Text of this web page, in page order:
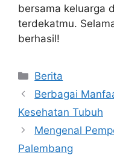
bersama keluarga
terdekatmu.
berhasil!
Categories
Berita
Berbagai
Kesehatan Tubuh
Mengenal
Palembang